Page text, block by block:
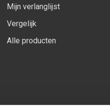
Mijn verlanglijst
Vergelijk
Alle producten